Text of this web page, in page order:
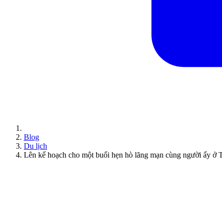
Blog
Du lịch
Lên kế hoạch cho một buổi hẹn hò lãng mạn cùng người ấy ở